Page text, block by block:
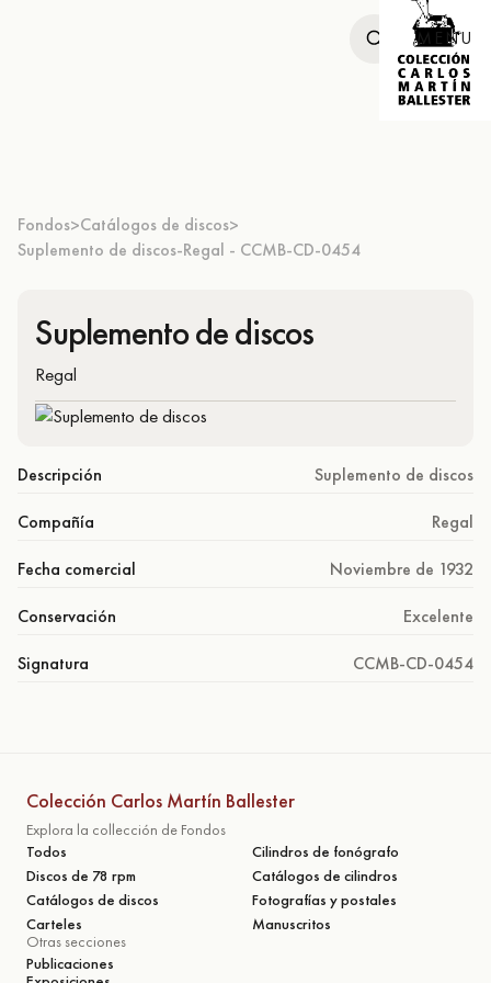
MENU
Fondos>Catálogos de discos>
Suplemento de discos-Regal - CCMB-CD-0454
Suplemento de discos
Regal
Descripción Suplemento de discos
Compañía Regal
Fecha comercial Noviembre de 1932
Conservación Excelente
Signatura CCMB-CD-0454
Colección Carlos Martín Ballester
Explora la collección de Fondos
Todos
Cilindros de fonógrafo
Discos de 78 rpm
Catálogos de cilindros
Catálogos de discos
Fotografías y postales
Carteles
Manuscritos
Otras secciones
Publicaciones